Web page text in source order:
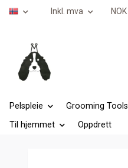
Inkl. mva NOK
Pelspleie Grooming Tools
Til hjemmet
Oppdrett